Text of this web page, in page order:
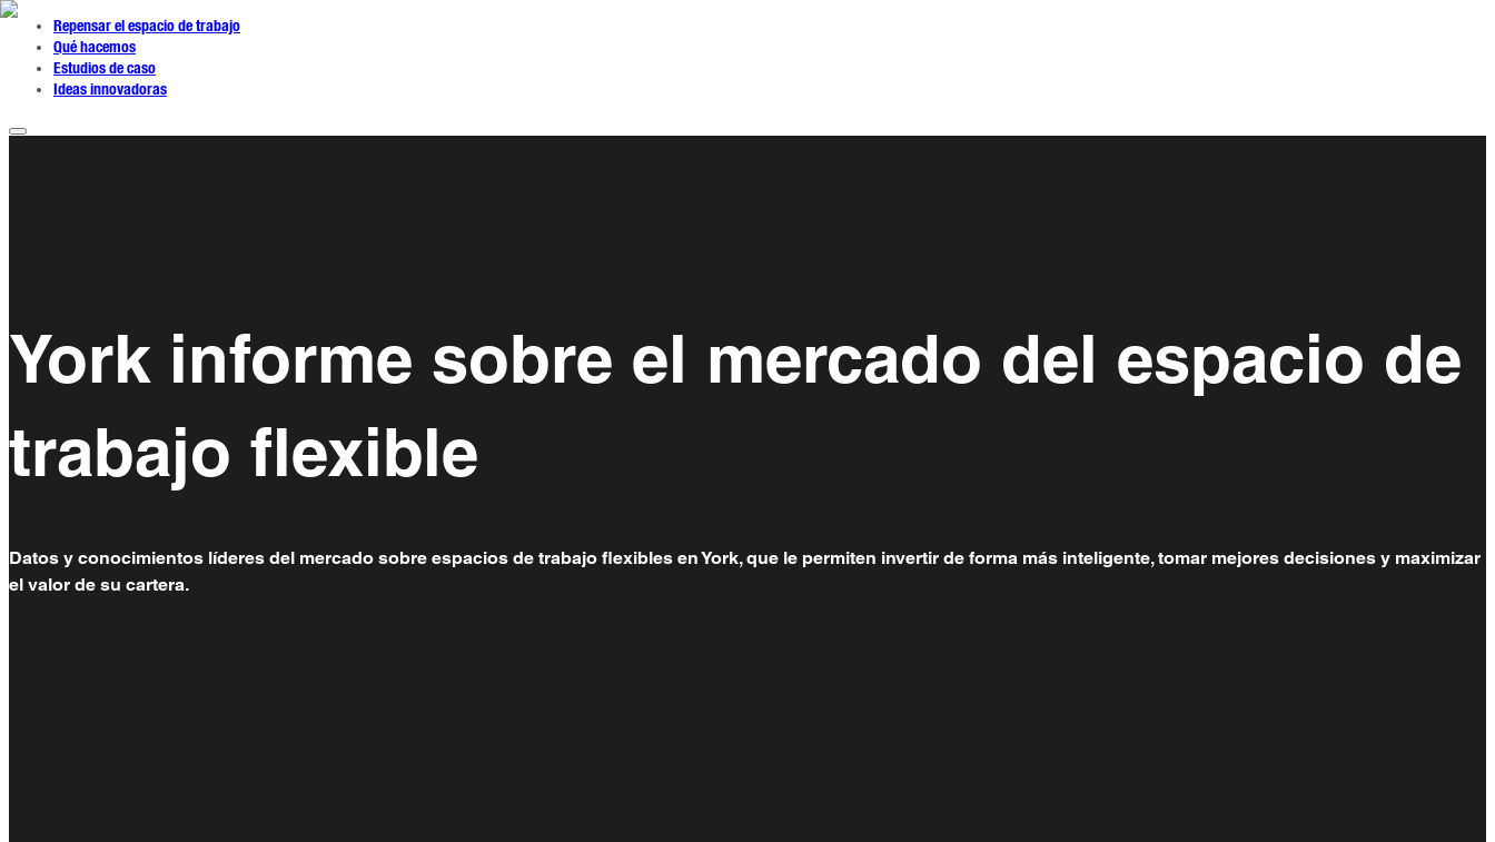
Repensar el espacio de trabajo
Qué hacemos
Estudios de caso
Ideas innovadoras
York informe sobre el mercado del espacio de
trabajo flexible
Datos y conocimientos líderes del mercado sobre espacios de trabajo flexibles en York, que le permiten invertir de forma más inteligente, tomar mejores decisiones y maximizar
el valor de su cartera.